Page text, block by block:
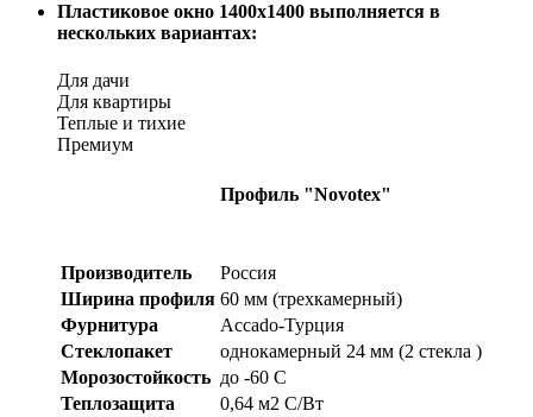
Пластиковое окно 1400x1400 выполняется в
нескольких вариантах:
Для дачи
Для квартиры
Теплые и тихие
Премиум
Профиль "Novotex"
Производитель
Россия
Ширина профиля 60 мм (трехкамерный)
Фурнитура
Accado-Турция
Стеклопакет
однокамерный 24 мм (2 стекла )
Морозостойкость до -60 С
Теплозащита
0,64 м2 С/Вт